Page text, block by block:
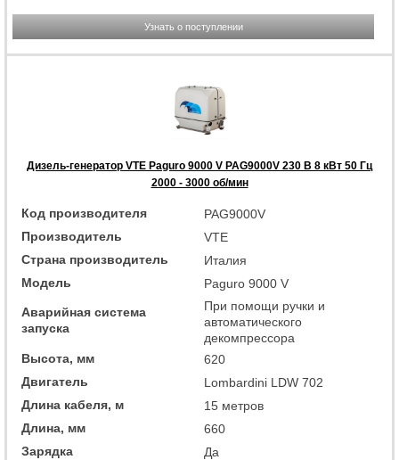
Узнать о поступлении
Дизель-генератор VTE Paguro 9000 V PAG9000V 230 В 8 кВт 50 Гц
2000 - 3000 об/мин
Код производителя
PAG9000V
Производитель
VTE
Страна производитель
Италия
Модель
Paguro 9000 V
Аварийная система
запуска
При помощи ручки и
автоматического
декомпрессора
Высота, мм
620
Двигатель
Lombardini LDW 702
Длина кабеля, м
15 метров
Длина, мм
660
Зарядка
Да